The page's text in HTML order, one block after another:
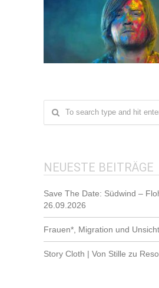
NEUESTE BEITRÄGE
Save The Date: Südwind –
26.09.2026
Frauen*, Migration und
Story Cloth | Von Stille zu